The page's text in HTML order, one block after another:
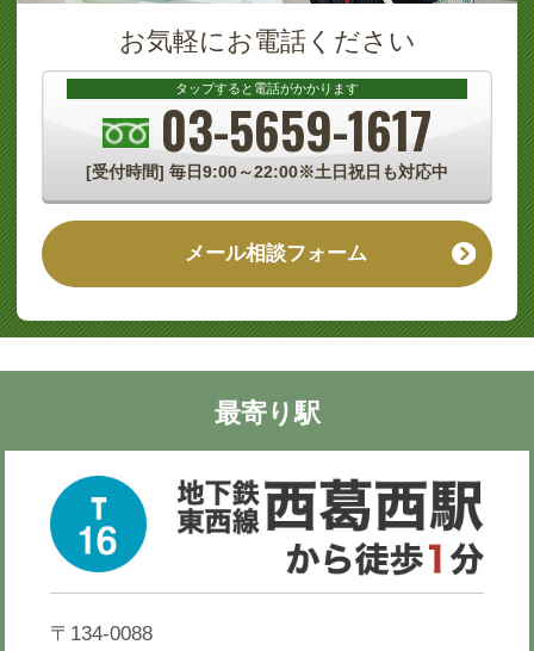
お気軽にお電話ください
タップすると電話がかかります
03-5659-1617
[受付時間] 毎日9:00～22:00※土日祝日も対応中
メール相談フォーム
最寄り駅
〒134-0088